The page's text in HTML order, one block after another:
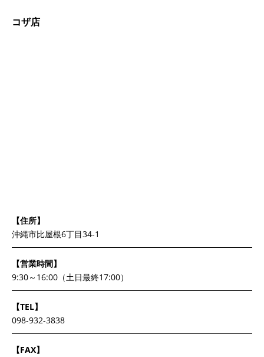
コザ店
【住所】
沖縄市比屋根6丁目34-1
【営業時間】
9:30～16:00（土日最終17:00）
【TEL】
098-932-3838
【FAX】